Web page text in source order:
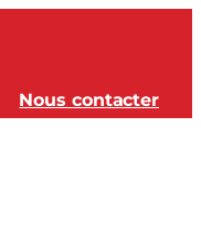
Nous contacter